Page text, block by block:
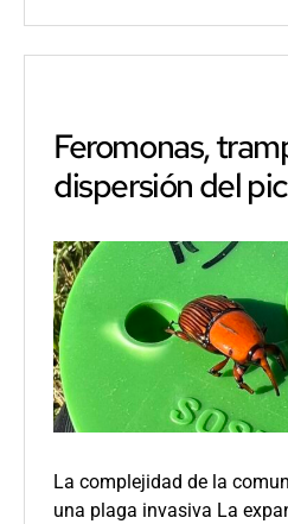
Feromonas,
dispersión del
La complejidad de la
una plaga invasiva La